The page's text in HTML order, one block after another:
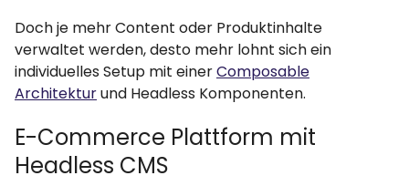
Doch je mehr Content oder Produktinhalte
verwaltet werden, desto mehr lohnt sich ein
individuelles Setup mit einerComposable
Architekturund Headless Komponenten.
E-Commerce Plattform mit
Headless CMS